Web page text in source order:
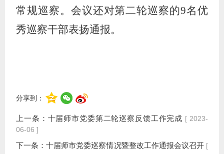
常规巡察。会议还对第二轮巡察的9名优
秀巡察干部表扬通报。
分享到：
上一条： 十届师市党委第二轮巡察反馈工作完成 [ 2023-
06-06 ]
下一条：十届师市党委巡察情况暨整改工作通报会议召开 [